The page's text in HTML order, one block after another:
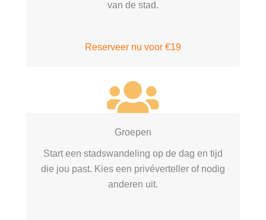
van de stad.
Reserveer nu voor €19
Groepen
Start een stadswandeling op de dag en tijd
die jou past. Kies een privéverteller of nodig
anderen uit.